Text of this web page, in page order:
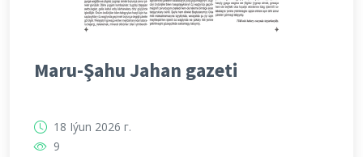
Maru-Şahu Jahan gazeti
18 Iýun 2026 г.
9